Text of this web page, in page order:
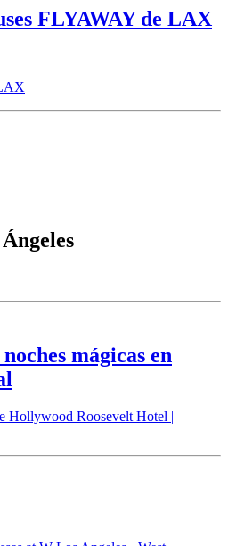
FLYAWAY de LAX
mágicas en